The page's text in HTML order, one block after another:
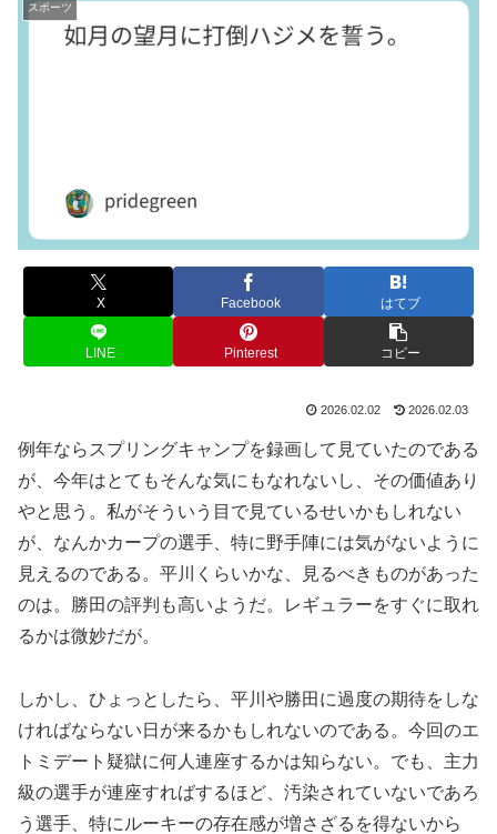
スポーツ
X Facebook はてブ
LINE Pinterest コピー
2026.02.02 2026.02.03
例年ならスプリングキャンプを録画して見ていたのである
が、今年はとてもそんな気にもなれないし、その価値あり
やと思う。私がそういう目で見ているせいかもしれない
が、なんかカープの選手、特に野手陣には気がないように
見えるのである。平川くらいかな、見るべきものがあった
のは。勝田の評判も高いようだ。レギュラーをすぐに取れ
るかは微妙だが。
しかし、ひょっとしたら、平川や勝田に過度の期待をしな
ければならない日が来るかもしれないのである。今回のエ
トミデート疑獄に何人連座するかは知らない。でも、主力
級の選手が連座すればするほど、汚染されていないであろ
う選手、特にルーキーの存在感が増さざるを得ないから